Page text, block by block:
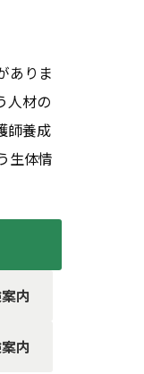
ありま
人材の
師養成
生体情
内
内